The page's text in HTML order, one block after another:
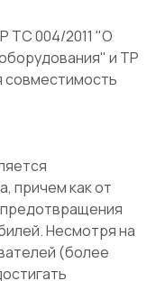
ТС 004/2011 "О
и ТР
совместимость
причем как от
предотвращения
Несмотря на
(более